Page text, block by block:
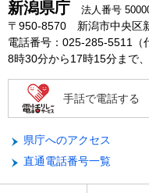
新潟県庁 法人番号
〒950-8570 新潟市中央区
電話番号：025-285-5511（
8時30分から17時15分まで
手話で電話する
県庁へのアクセス
直通電話番号一覧